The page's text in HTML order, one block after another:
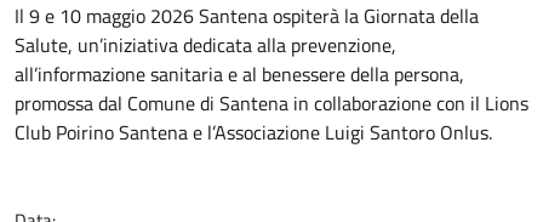
Il 9 e 10 maggio 2026 Santena ospiterà la Giornata della
Salute, un’iniziativa dedicata alla prevenzione,
all’informazione sanitaria e al benessere della persona,
promossa dal Comune di Santena in collaborazione con il Lions
Club Poirino Santena e l’Associazione Luigi Santoro Onlus.